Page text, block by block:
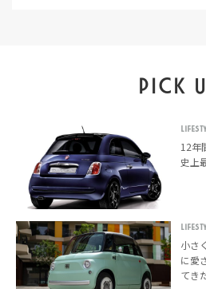
PICK
12年
史上
小さ
に愛
てき